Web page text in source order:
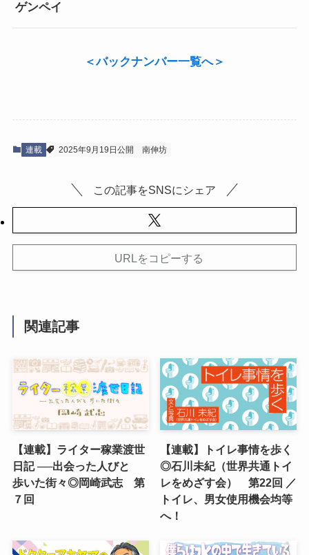
ゲンペイ
＜バックナンバー一覧へ＞
連載 2025年9月19日公開 南伸坊
この記事をSNSにシェア
URLをコピーする
関連記事
【連載】ライター稼業渡世
日記 ──出会った人びと
歩いた街々◎岡崎武志 第
７回
【連載】トイレ事情を歩く
◎石川未紀（世界共通トイ
レをめざす会） 第22回 ／
トイレ、男女使用機会均等
へ！